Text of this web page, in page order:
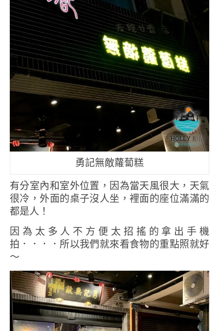
勇記無敵蘿蔔糕
有分室內和室外位置，因為當天風很大，天氣
很冷，外面的桌子沒人坐，裡面的座位滿滿的
都是人！
因為太多人不方便太招搖的拿出手機
拍．．．．所以我們就來看食物的重點照就好
～